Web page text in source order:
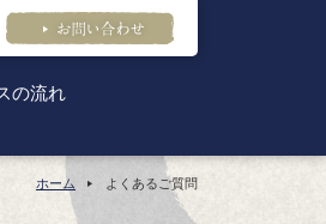
の流れ
ホーム よくあるご質問